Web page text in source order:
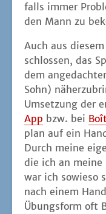
falls immer
den Mann zu
Auch aus
schlos­sen, das
dem
Sohn)
Umset­zung der
App bzw. bei
plan auf ein
Durch mei­ne
die ich an mei­ne
war ich sowie­so
nach einem
Übungs­form oft